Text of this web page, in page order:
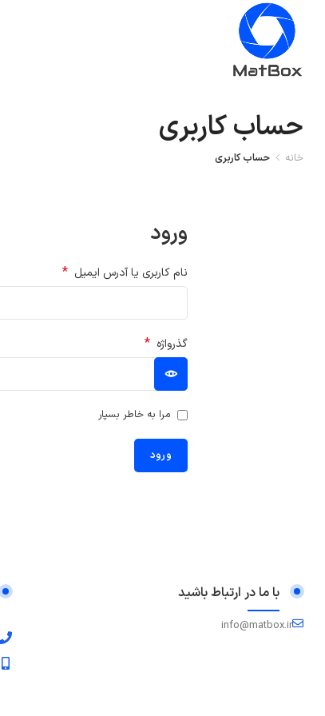
حساب کاربری
خانه حساب کاربری
ورود
نام کاربری یا آدرس ایمیل *
گذرواژه *
مرا به خاطر بسپار
ورود
با ما در ارتباط باشید
info@matbox.ir